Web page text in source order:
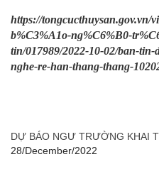
https://tongcucthuysan.gov.vn/
b%C3%A1o-ng%C6%B0-
tin/017989/2022-10-02/ban-
nghe-re-han-thang-thang-
DỰ BÁO NGƯ TRƯỜNG KHAI
28/December/2022